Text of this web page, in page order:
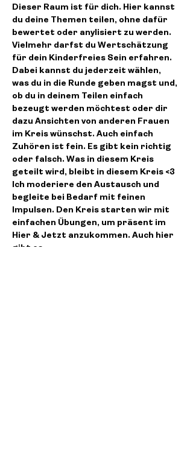
Dieser Raum ist für dich. Hier kannst
du deine Themen teilen, ohne dafür
bewertet oder anylisiert zu werden.
Vielmehr darfst du Wertschätzung
für dein Kinderfreies Sein erfahren.
Dabei kannst du jederzeit wählen,
was du in die Runde geben magst und,
ob du in deinem Teilen einfach
bezeugt werden möchtest oder dir
dazu Ansichten von anderen Frauen
im Kreis wünschst. Auch einfach
Zuhören ist fein. Es gibt kein richtig
oder falsch. Was in diesem Kreis
geteilt wird, bleibt in diesem Kreis <3
Ich moderiere den Austausch und
begleite bei Bedarf mit feinen
Impulsen. Den Kreis starten wir mit
einfachen Übungen, um präsent im
Hier & Jetzt anzukommen. Auch hier
gibt es…